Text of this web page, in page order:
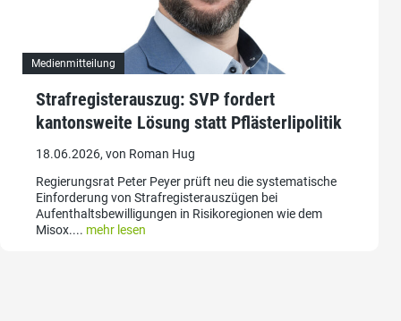
Medienmitteilung
Strafregisterauszug: SVP fordert
kantonsweite Lösung statt Pflästerlipolitik
18.06.2026, von Roman Hug
Regierungsrat Peter Peyer prüft neu die systematische
Einforderung von Strafregisterauszügen bei
Aufenthaltsbewilligungen in Risikoregionen wie dem
Misox.... mehr lesen